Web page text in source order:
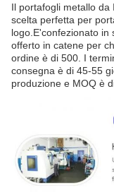
Il portafogli metallo da
scelta perfetta per
logo.E'confezionato in
offerto in catene per
ordine è di 500. I
consegna è di 45-55
produzione e MOQ è